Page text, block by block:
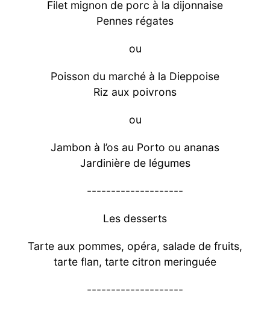
Filet mignon de porc à la dijonnaise
Pennes régates
ou
Poisson du marché à la Dieppoise
Riz aux poivrons
ou
Jambon à l’os au Porto ou ananas
Jardinière de légumes
--------------------
Les desserts
Tarte aux pommes, opéra, salade de fruits,
tarte flan, tarte citron meringuée
--------------------